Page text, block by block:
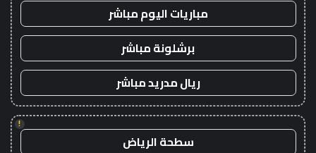
مباريات اليوم مباشر
برشلونة مباشر
ريال مدريد مباشر
!
سطحة الرياض